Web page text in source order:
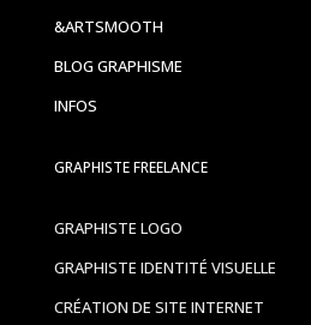
&ARTSMOOTH
BLOG GRAPHISME
INFOS
GRAPHISTE FREELANCE
GRAPHISTE LOGO
GRAPHISTE IDENTITÉ VISUELLE
CRÉATION DE SITE INTERNET